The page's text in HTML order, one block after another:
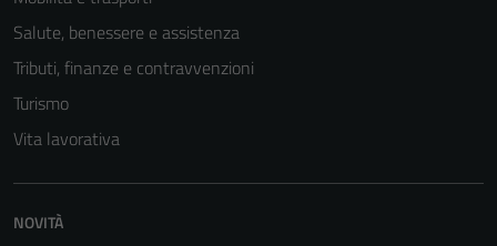
Salute, benessere e assistenza
Tributi, finanze e contravvenzioni
Turismo
Vita lavorativa
NOVITÀ